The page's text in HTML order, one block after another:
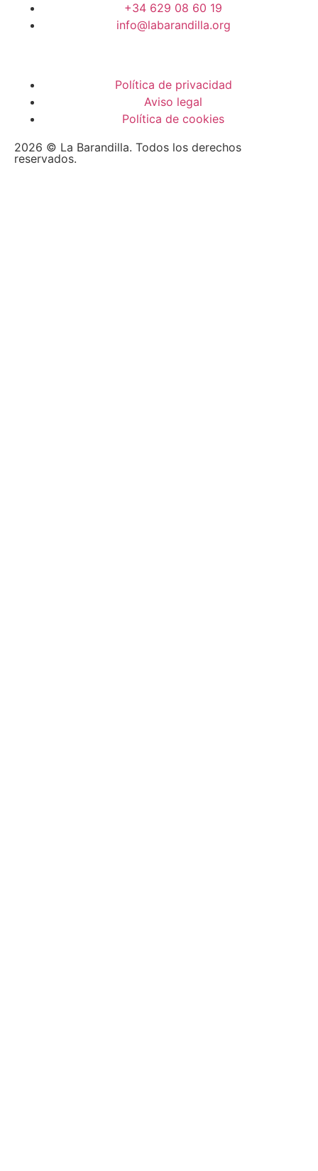
+34 629 08 60 19
info@labarandilla.org
2026 © La Barandilla. Todos los derechos
reservados.
Política de privacidad
Aviso legal
Política de cookies